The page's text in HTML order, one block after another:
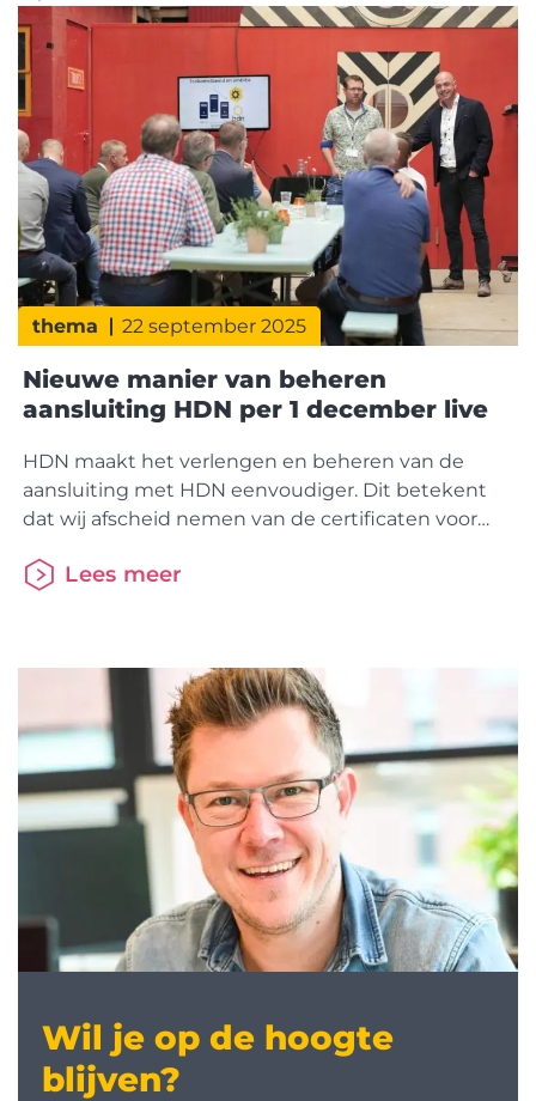
prijssegment. In de nieuwbouwproductie wordt
de laatste jaren eveneens een grotere nadruk
gelegd op het bouwen van appartementen en
thema 22 september 2025
Nieuwe manier van beheren
aansluiting HDN per 1 december live
HDN maakt het verlengen en beheren van de
aansluiting met HDN eenvoudiger. Dit betekent
dat wij afscheid nemen van de certificaten voor
verleng je straks jaarlijks je aansluiting op het HDN
Lees meer
Wil je op de hoogte
blijven?